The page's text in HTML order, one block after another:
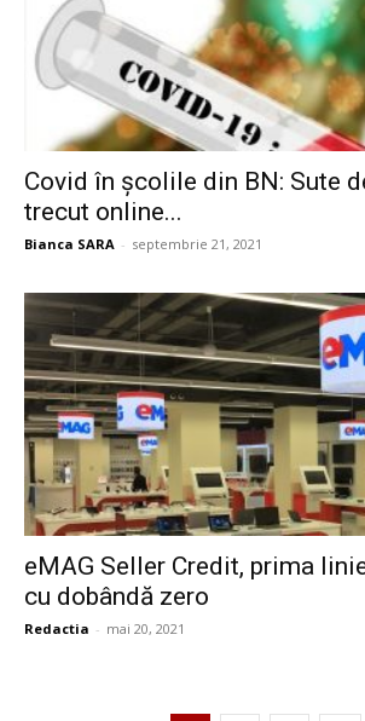
Covid în școlile din BN: Sute
trecut online...
Bianca SARA - septembrie 21, 2021
eMAG Seller Credit, prima
cu dobândă zero
Redactia - mai 20, 2021